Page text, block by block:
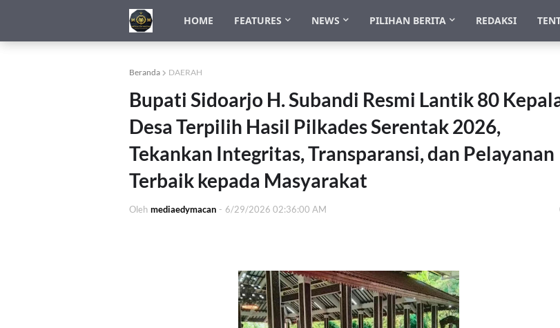
HOME FEATURES NEWS PILIHAN BERITA REDAKSI
Beranda DAERAH
Bupati Sidoarjo H. Subandi Resmi Lantik 80
Desa Terpilih Hasil Pilkades Serentak 2026,
Tekankan Integritas, Transparansi, dan Pelayanan
Terbaik kepada Masyarakat
Oleh mediaedymacan - 6/29/2026 02:36:00 AM